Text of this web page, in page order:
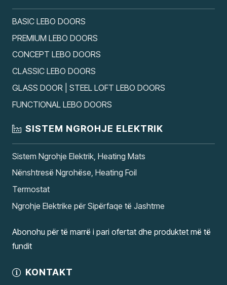
BASIC LEBO DOORS
PREMIUM LEBO DOORS
CONCEPT LEBO DOORS
CLASSIC LEBO DOORS
GLASS DOOR | STEEL LOFT LEBO DOORS
FUNCTIONAL LEBO DOORS
SISTEM NGROHJE ELEKTRIK
Sistem Ngrohje Elektrik, Heating Mats
Nënshtresë Ngrohëse, Heating Foil
Termostat
Ngrohje Elektrike për Sipërfaqe të Jashtme
Abonohu për të marrë i pari ofertat dhe produktet më të
fundit
KONTAKT